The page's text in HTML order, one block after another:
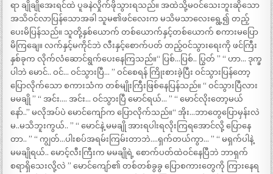
ရာ ချိုချိုအေးရင်ထဲ ပူခနဲလှိုက်ဖိုသွားရသည်။ အထဲသို့မဝင်သေးဘူးဆိုသော
အသိဝင်လာပြန်သောအခါ သူမ၏ဖင်လေးက မသိမသာလေးရွေ့၍ တည့်
ပေးမိပြန်သည်။ သူတို့နှစ်ယောက် တစ်ယောက်နှင့်တစ်ယောက် စကားမပြော
မိကြချေ။ လက်နှင့်မကိုင်ဘဲ လီးနှင့်စောက်ပတ် တည့်ဝင်သွားရေးကို ဖင်ကြီး
နှစ်ခုက လိုက်လံဆောင်ရွက်ပေးနေကြသည်။“ ပြစ်…ပြစ်.. ပြွတ် ” “ ဟာ… ဒုက္ခ
ပါဘဲ မောင်.. ဝင်… ဝင်သွားပြီ… ” ဝင်စေရန် ကြိုးစားခဲ့ပြီး ဝင်သွားပြန်တော့
ပြောလိုက်သော စကားသံက တစ်မျိုးကြီးဖြစ်နေပြန်သည်။ “ ဝင်သွားပြီလား
မမချို ” “ အင်း…. အင်း… ဝင်သွားပြီ မောင်ရယ်… ” “ မောင်လိုးတော့မယ်
နော်..” မလိုအပ်ပဲ မောင်ကျော်က ပြောလိုက်သည်။“ အိုး…ဘာတွေပြောမှန်းလဲ
မ..မသိဘူးကွယ်.. ” “ မောင်နဲ့ မမချို အားရပါးရလိုးကြရအောင်လို့ ပြောနေ
တာ.. ” “ ကျွတ်…ပါးစပ်အရမ်းကြမ်းတာဘဲ….ရှက်တယ်ကွာ… ” “ မရှက်ပါနဲ့
မမချိုရယ်.. မောင့်လီးကြီးက မမချိုရဲ့ စောက်ပတ်ထဲဝင်နေပြီဘဲ ဘာရှက်
စရာရှိသေးလို့လဲ ” မောင်ကျော်၏ တစ်တစ်ခွခွ ပြောစကားတွေကို ကြားနေရ